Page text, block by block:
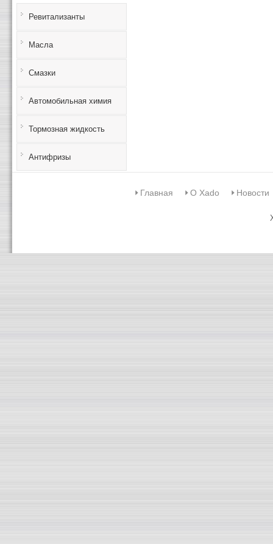
Ревитализанты
Масла
Смазки
Автомобильная химия
Тормозная жидкость
Антифризы
Главная О Xado Новости